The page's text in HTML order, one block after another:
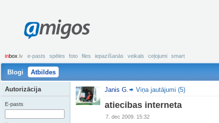
amigos
inbox .lv e-pasts spēles foto files iepazīšanās veikals ceļojumi smart
Blogi Atbildes
Janis G. Viņa jautājumi (5)
atiecibas interneta
7. dec 2009. 15:32
Autorizācija
E-pasts